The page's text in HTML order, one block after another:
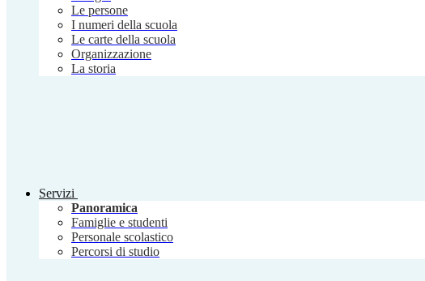
Le persone
I numeri della scuola
Le carte della scuola
Organizzazione
La storia
Servizi
Panoramica
Famiglie e studenti
Personale scolastico
Percorsi di studio